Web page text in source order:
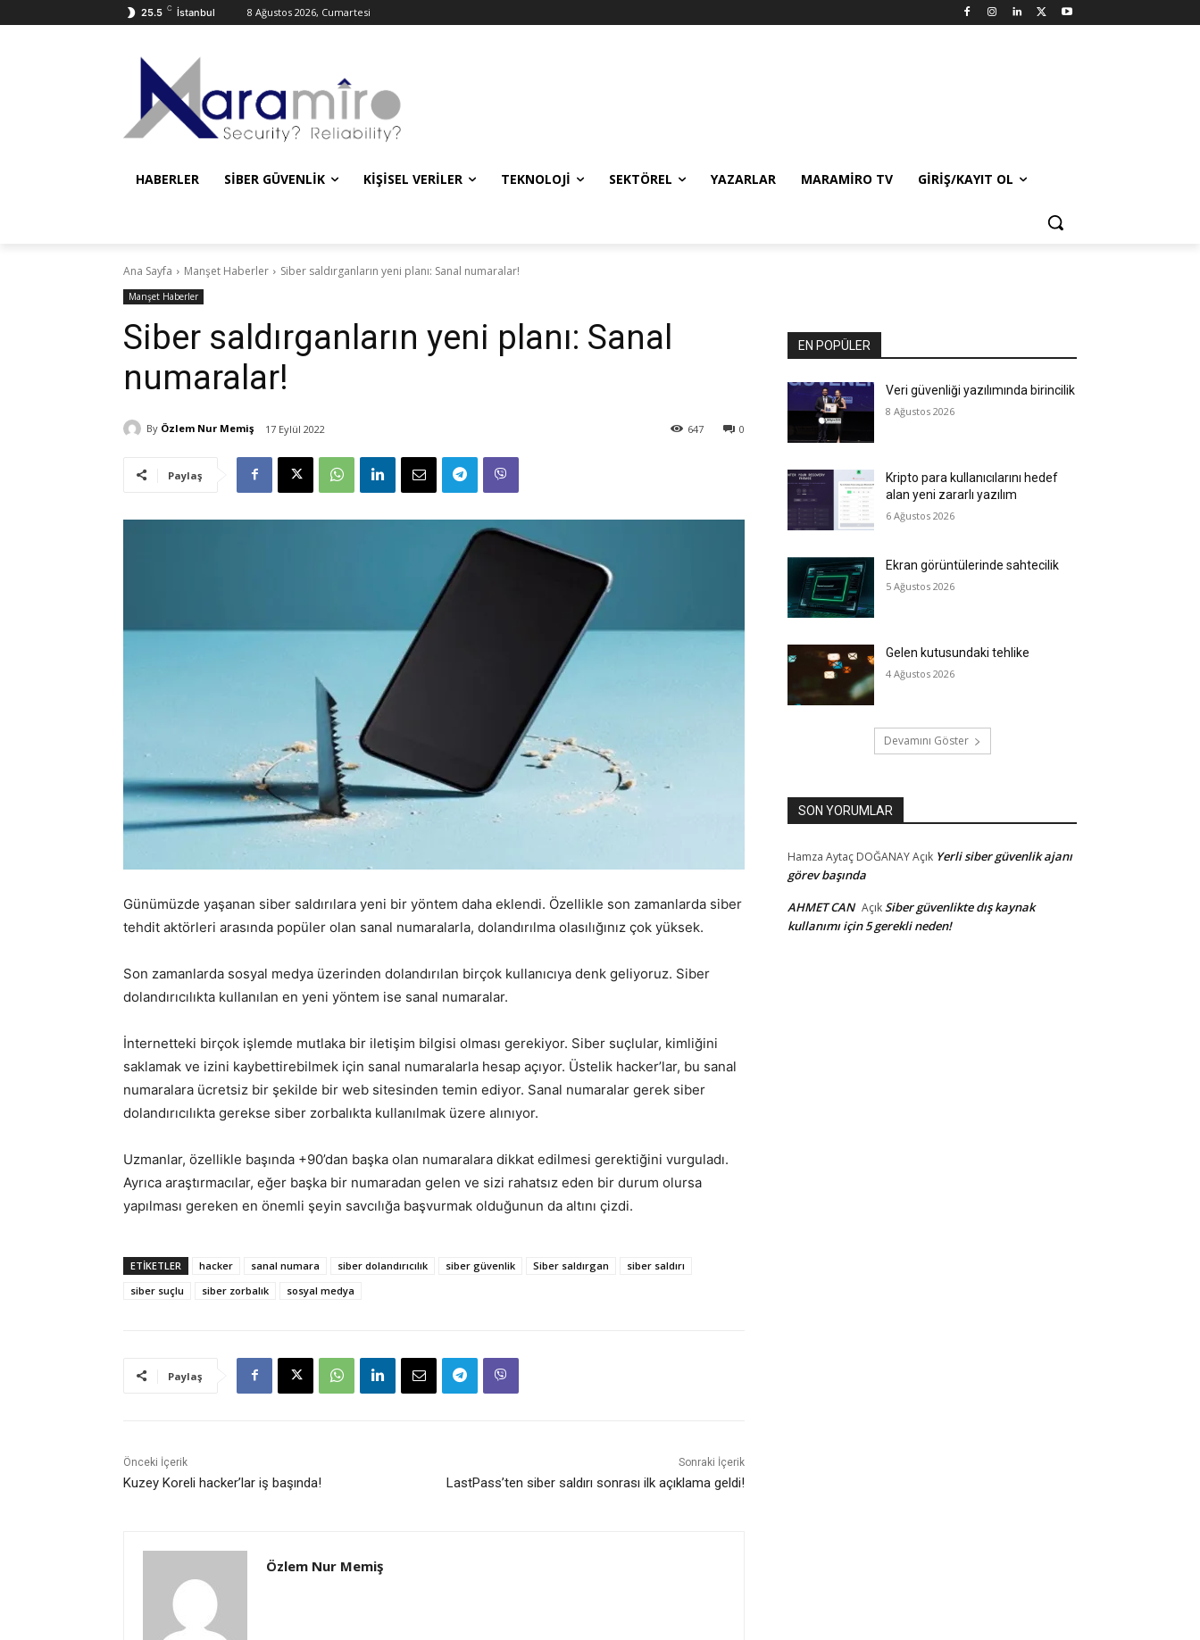
25.5 C İstanbul 8 Ağustos 2026, Cumartesi
HABERLER SIBER GÜVENLIK KIŞISEL VERILER TEKNOLOJI SEKTÖREL YAZARLAR MARAMIRO TV GIRIŞ/KAYIT OL
Ana Sayfa Manşet Haberler Siber saldırganların yeni planı: Sanal numaralar!
Manşet Haberler
Siber saldırganların yeni planı: Sanal
numaralar!
By Özlem Nur Memiş 17 Eylül 2022 0
647
Paylaş
Günümüzde yaşanan siber saldırılara yeni bir yöntem daha eklendi. Özellikle son zamanlarda siber
tehdit aktörleri arasında popüler olan sanal numaralarla, dolandırılma olasılığınız çok yüksek.
Son zamanlarda sosyal medya üzerinden dolandırılan birçok kullanıcıya denk geliyoruz. Siber
dolandırıcılıkta kullanılan en yeni yöntem ise sanal numaralar.
İnternetteki birçok işlemde mutlaka bir iletişim bilgisi olması gerekiyor. Siber suçlular, kimliğini
saklamak ve izini kaybettirebilmek için sanal numaralarla hesap açıyor. Üstelik hacker’lar, bu sanal
numaralara ücretsiz bir şekilde bir web sitesinden temin ediyor. Sanal numaralar gerek siber
dolandırıcılıkta gerekse siber zorbalıkta kullanılmak üzere alınıyor.
Uzmanlar, özellikle başında +90’dan başka olan numaralara dikkat edilmesi gerektiğini vurguladı.
Ayrıca araştırmacılar, eğer başka bir numaradan gelen ve sizi rahatsız eden bir durum olursa
yapılması gereken en önemli şeyin savcılığa başvurmak olduğunun da altını çizdi.
ETİKETLER hacker sanal numara siber dolandırıcılık siber güvenlik Siber saldırgan
siber saldırı
siber suçlu
siber zorbalık sosyal medya
Paylaş
Önceki İçerik
Kuzey Koreli hacker’lar iş başında!
Sonraki İçerik
LastPass’ten siber saldırı sonrası ilk açıklama geldi!
Özlem Nur Memiş
EN POPÜLER
Veri güvenliği yazılımında birincilik
8 Ağustos 2026
Kripto para kullanıcılarını hedef
alan yeni zararlı yazılım
6 Ağustos 2026
Ekran görüntülerinde sahtecilik
5 Ağustos 2026
Gelen kutusundaki tehlike
4 Ağustos 2026
Devamını Göster
SON YORUMLAR
Hamza Aytaç DOĞANAYAçık Yerli siber güvenlik ajanı
görev başında
AHMET CAN AçıkSiber güvenlikte dış kaynak
kullanımı için 5 gerekli neden!